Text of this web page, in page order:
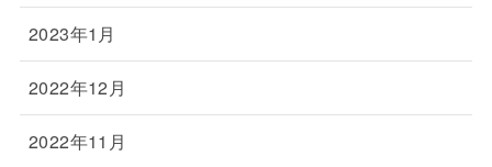
2023年1月
2022年12月
2022年11月